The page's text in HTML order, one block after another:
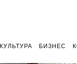
КУЛЬТУРА БИЗНЕС